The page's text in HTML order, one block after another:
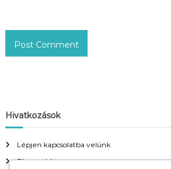
Hivatkozások
Lépjen kapcsolatba velünk
Blog archívum